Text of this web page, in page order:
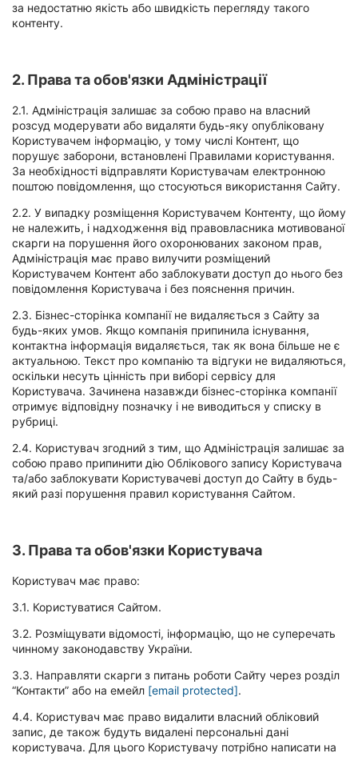
Карпати
за недостатню якість або швидкість перегляду такого
контенту.
2. Права та обов'язки Адміністрації
2.1. Адміністрація залишає за собою право на власний
розсуд модерувати або видаляти будь-яку опубліковану
Користувачем інформацію, у тому числі Контент, що
порушує заборони, встановлені Правилами користування.
За необхідності відправляти Користувачам електронною
поштою повідомлення, що стосуються використання Сайту.
2.2. У випадку розміщення Користувачем Контенту, що йому
не належить, і надходження від правовласника мотивованої
скарги на порушення його охоронюваних законом прав,
Адміністрація має право вилучити розміщений
Користувачем Контент або заблокувати доступ до нього без
повідомлення Користувача і без пояснення причин.
2.3. Бізнес-сторінка компанії не видаляється з Сайту за
будь-яких умов. Якщо компанія припинила існування,
контактна інформація видаляється, так як вона більше не є
актуальною. Текст про компанію та відгуки не видаляються,
оскільки несуть цінність при виборі сервісу для
Користувача. Зачинена назавжди бізнес-сторінка компанії
отримує відповідну позначку і не виводиться у списку в
рубриці.
2.4. Користувач згодний з тим, що Адміністрація залишає за
собою право припинити дію Облікового запису Користувача
та/або заблокувати Користувачеві доступ до Сайту в будь-
який разі порушення правил користування Сайтом.
3. Права та обов'язки Користувача
Користувач має право:
3.1. Користуватися Сайтом.
3.2. Розміщувати відомості, інформацію, що не суперечать
чинному законодавству України.
3.3. Направляти скарги з питань роботи Сайту через розділ
“Контакти” або на емейл [email protected].
4.4. Користувач має право видалити власний обліковий
запис, де також будуть видалені персональні дані
користувача. Для цього Користувачу потрібно написати на